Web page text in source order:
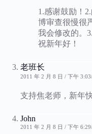
1.感谢鼓励！
博审查很慢很
我会修改的。
祝新年好！
老班长
2011 年 2 月 8 日 / 下午 3:03
支持焦老师，新年
John
2011 年 2 月 8 日 / 下午 6:29